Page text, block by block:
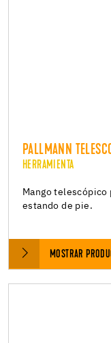
PALLMANN
HERRAMIENTA
Mango
estando de pie.
MOSTRAR